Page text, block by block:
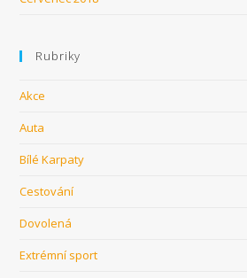
Rubriky
Akce
Auta
Bílé Karpaty
Cestování
Dovolená
Extrémní sport